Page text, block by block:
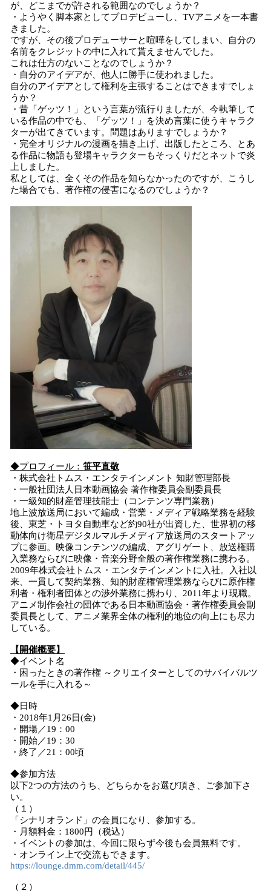
が、どこまでが許される範囲なのでしょうか？
・ようやく脚本家としてプロデビューし、TVアニメを一本書
きました。
ですが、その後プロデューサーと喧嘩をしてしまい、自分の
名前をクレジットの中に入れて貰えませんでした。
これは仕方のないことなのでしょうか？
・自分のアイデアが、他人に勝手に使われました。
自分のアイデアとして権利を主張することはできますでしょ
うか？
・昔「ゲッツ！」という言葉が流行りましたが、今執筆して
いる作品の中でも、「ゲッツ！」を決め言葉に使うキャラク
ターが出てきています。問題はありますでしょうか？
・完全オリジナルの漫画を描き上げ、出版したところ、とあ
る作品に物語も登場キャラクターもそっくりだとネットで炎
上しました。
私としては、全くその作品を知らなかったのですが、こうし
た場合でも、著作権の侵害になるのでしょうか？
◆プロフィール： 笹平直敬
・株式会社トムス・エンタテインメント 知財管理部長
・一般社団法人日本動画協会 著作権委員会副委員長
・一級知的財産管理技能士（コンテンツ専門業務）
地上波放送局において編成・営業・メディア戦略業務を経験
後、東芝・トヨタ自動車など約90社が出資した、世界初の移
動体向け衛星デジタルマルチメディア放送局のスタートアッ
プに参画。映像コンテンツの編成、アグリゲート、放送権購
入業務ならびに映像・音楽分野全般の著作権業務に携わる。
2009年株式会社トムス・エンタテインメントに入社。入社以
来、一貫して契約業務、知的財産権管理業務ならびに原作権
利者・権利者団体との渉外業務に携わり、2011年より現職。
アニメ制作会社の団体である日本動画協会・著作権委員会副
委員長として、アニメ業界全体の権利的地位の向上にも尽力
している。
【開催概要】
◆イベント名
・困ったときの著作権 ～クリエイターとしてのサバイバルツ
ールを手に入れる～
◆日時
・2018年1月26日(金)
・開場／19：00
・開始／19：30
・終了／21：00頃
◆参加方法
以下2つの方法のうち、どちらかをお選び頂き、ご参加下さ
い。
（１）
「シナリオランド」の会員になり、参加する。
・月額料金：1800円（税込）
・イベントの参加は、今回に限らず今後も会員無料です。
・オンライン上で交流もできます。
https://lounge.dmm.com/detail/445/
（２）